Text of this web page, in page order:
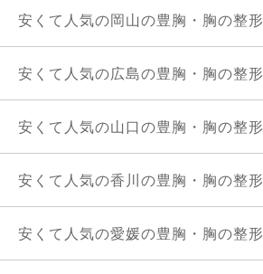
安くて人気の岡山の豊胸・胸の整形
安くて人気の広島の豊胸・胸の整形
安くて人気の山口の豊胸・胸の整形
安くて人気の香川の豊胸・胸の整形
安くて人気の愛媛の豊胸・胸の整形